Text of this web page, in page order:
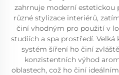
zahrnuje moderní estetickou
různé stylizace interiérů,
činí vhodným pro použití v
studiích a spa prostředí.
systém šíření ho činí
konzistentních výhod
oblastech, což ho činí